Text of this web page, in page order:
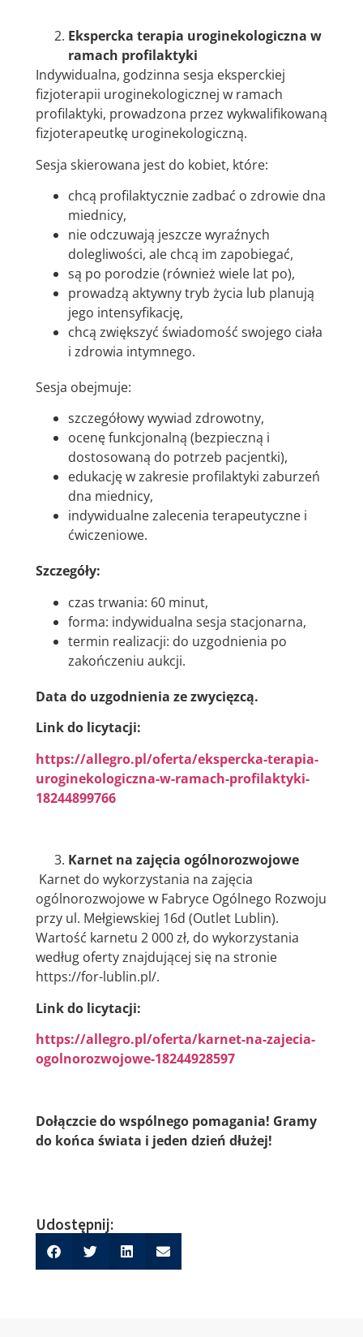
Ekspercka terapia uroginekologiczna w
ramach profilaktyki
Indywidualna, godzinna sesja eksperckiej
fizjoterapii uroginekologicznej w ramach
profilaktyki, prowadzona przez wykwalifikowaną
fizjoterapeutkę uroginekologiczną.
Sesja skierowana jest do kobiet, które:
chcą profilaktycznie zadbać o zdrowie dna
miednicy,
nie odczuwają jeszcze wyraźnych
dolegliwości, ale chcą im zapobiegać,
są po porodzie (również wiele lat po),
prowadzą aktywny tryb życia lub planują
jego intensyfikację,
chcą zwiększyć świadomość swojego ciała
i zdrowia intymnego.
Sesja obejmuje:
szczegółowy wywiad zdrowotny,
ocenę funkcjonalną (bezpieczną i
dostosowaną do potrzeb pacjentki),
edukację w zakresie profilaktyki zaburzeń
dna miednicy,
indywidualne zalecenia terapeutyczne i
ćwiczeniowe.
Szczegóły:
czas trwania: 60 minut,
forma: indywidualna sesja stacjonarna,
termin realizacji: do uzgodnienia po
zakończeniu aukcji.
Data do uzgodnienia ze zwycięzcą.
Link do licytacji:
https://allegro.pl/oferta/ekspercka-terapia-
uroginekologiczna-w-ramach-profilaktyki-
18244899766
Karnet na zajęcia ogólnorozwojowe
Karnet do wykorzystania na zajęcia
ogólnorozwojowe w Fabryce Ogólnego Rozwoju
przy ul. Mełgiewskiej 16d (Outlet Lublin).
Wartość karnetu 2 000 zł, do wykorzystania
według oferty znajdującej się na stronie
https://for-lublin.pl/.
Link do licytacji:
https://allegro.pl/oferta/karnet-na-zajecia-
ogolnorozwojowe-18244928597
Dołączcie do wspólnego pomagania! Gramy
do końca świata i jeden dzień dłużej!
Udostępnij: